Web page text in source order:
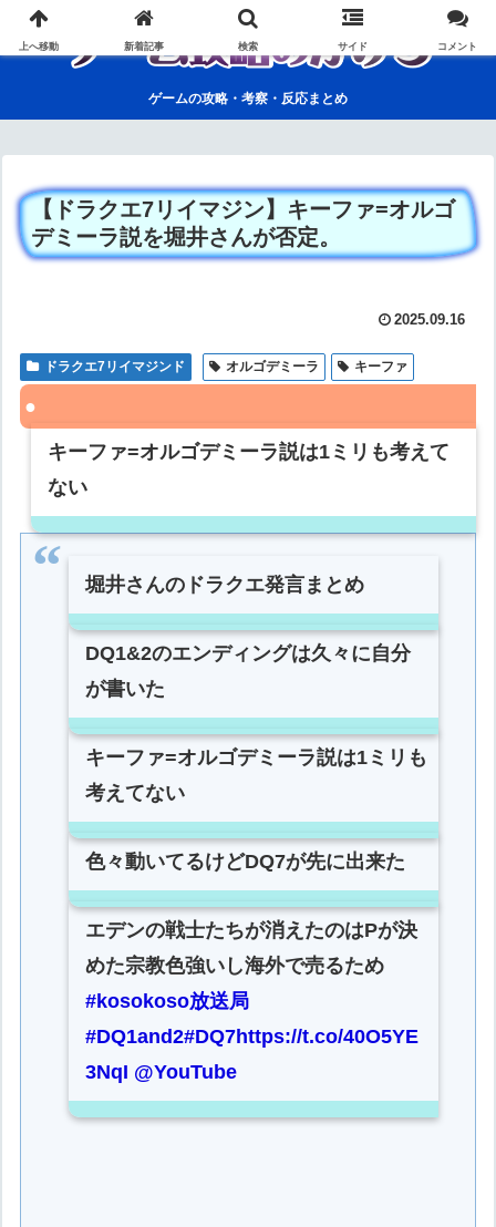
ゲームの攻略・考察・反応まとめ
【ドラクエ7リイマジン】キーファ=オルゴ
デミーラ説を堀井さんが否定。
2025.09.16
ドラクエ7リイマジンド オルゴデミーラ キーファ
キーファ=オルゴデミーラ説は1ミリも考えて
ない
堀井さんのドラクエ発言まとめ
DQ1&2のエンディングは久々に自分
が書いた
キーファ=オルゴデミーラ説は1ミリも
考えてない
色々動いてるけどDQ7が先に出来た
エデンの戦士たちが消えたのはPが決
めた宗教色強いし海外で売るため
#kosokoso放送局
#DQ1and2#DQ7https://t.co/40O5YE
3NqI @YouTube
上へ移動 新着記事 検索 サイド コメント